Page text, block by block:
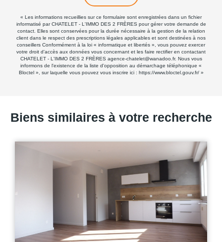
« Les informations recueillies sur ce formulaire sont enregistrées dans un fichier
informatisé par CHATELET - L'IMMO DES 2 FRÈRES pour gérer votre demande de
contact. Elles sont conservées pour la durée nécessaire à la gestion de la relation
client dans le respect des prescriptions légales applicables et sont destinées à nos
conseillers Conformément à la loi « informatique et libertés », vous pouvez exercer
votre droit d'accès aux données vous concernant et les faire rectifier en contactant
CHATELET - L'IMMO DES 2 FRÈRES agence-chatelet@wanadoo.fr. Nous vous
informons de l'existence de la liste d'opposition au démarchage téléphonique «
Bloctel », sur laquelle vous pouvez vous inscrire ici : https://www.bloctel.gouv.fr/»
Biens similaires à votre recherche